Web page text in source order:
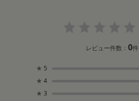
レビュー件数：0件
★ 5
★ 4
★ 3